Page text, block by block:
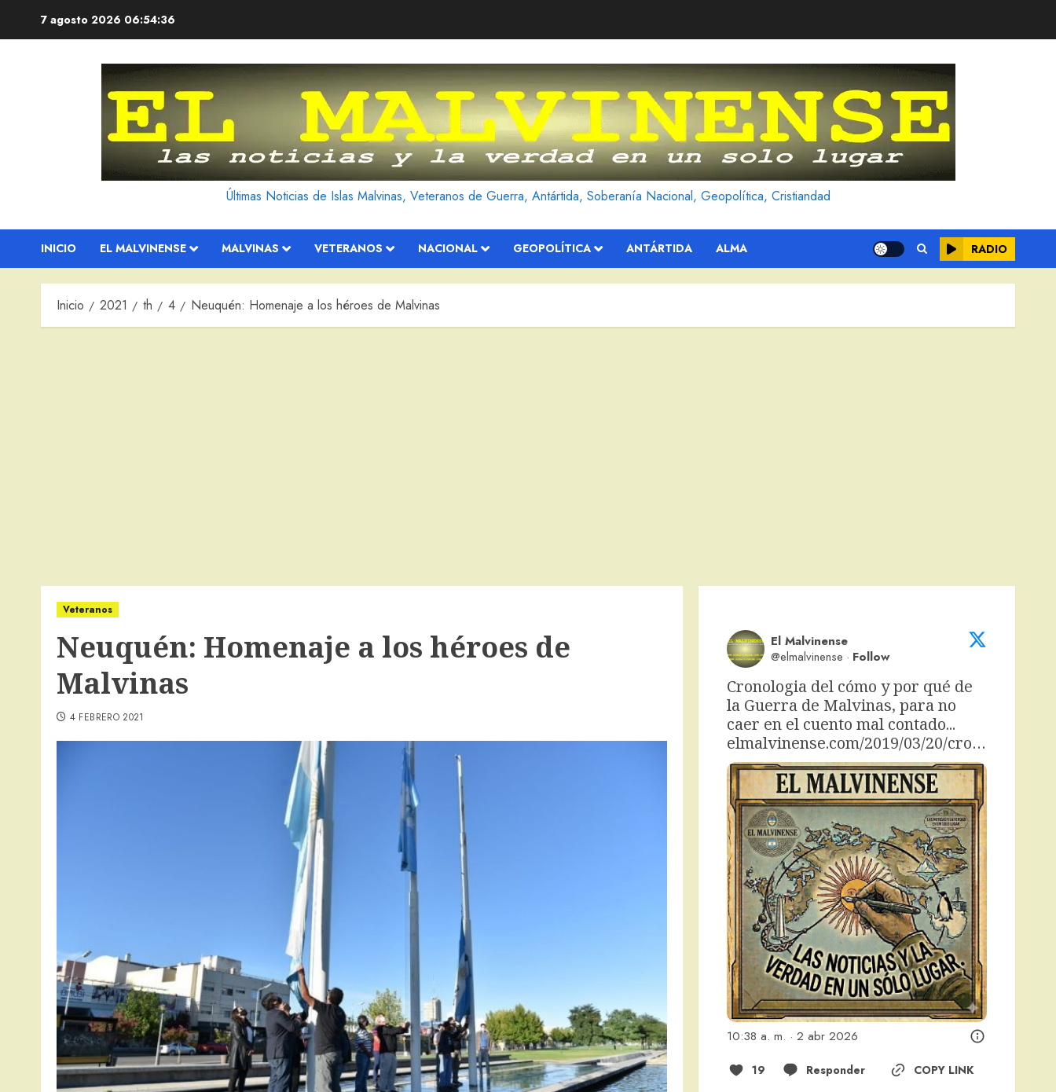
7 agosto 2026 06:54:37
Últimas Noticias de Islas Malvinas, Veteranos de Guerra, Antártida, Soberanía Nacional, Geopolítica, Cristiandad
INICIO EL MALVINENSE MALVINAS VETERANOS NACIONAL GEOPOLÍTICA ANTÁRTIDA ALMA RADIO
Inicio 2021 th 4 Neuquén: Homenaje a los héroes de Malvinas
Veteranos
Neuquén: Homenaje a los héroes de
Malvinas
4 FEBRERO 2021
El Malvinense
@elmalvinense · Follow
Cronologia del cómo y por qué de
la Guerra de Malvinas, para no
elmalvinense.com/2019/03/20/cro…
10:38 a. m. · 2 abr 2026
19 Responder
COPY LINK